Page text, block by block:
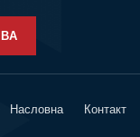
Насловна Контакт